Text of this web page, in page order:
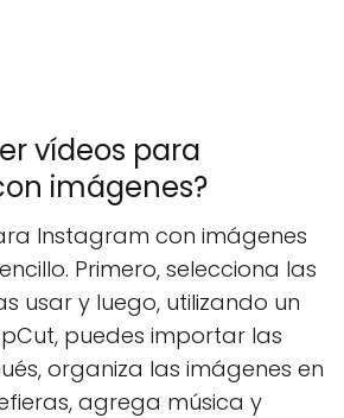
vídeos para
imágenes?
Instagram con imágenes
Primero, selecciona las
usar y luego, utilizando un
puedes importar las
organiza las imágenes en
agrega música y